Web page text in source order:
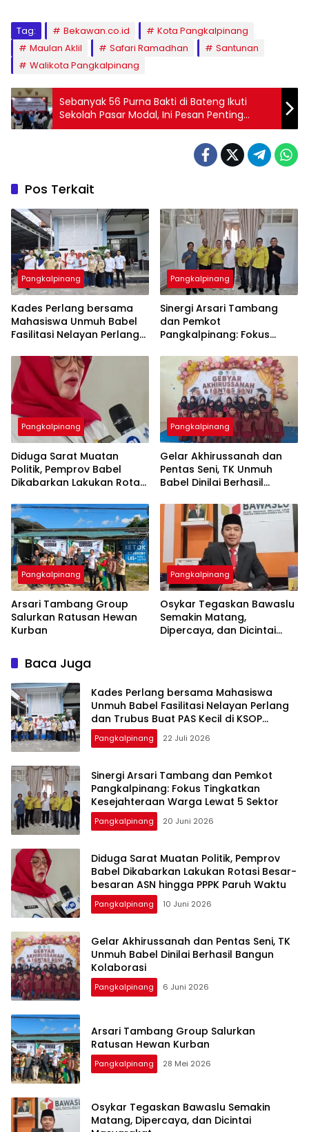
Tag: Bekawan.co.id
Kota Pangkalpinang
Maulan Aklil
Safari Ramadhan
Santunan
Walikota Pangkalpinang
Sebanyak 56 Purna Bakti di Bateng Ikuti
Sekolah Pasar Modal, Ini Pesan Penting
Bupati Algafry!
Pos Terkait
Pangkalpinang
Kades Perlang bersama
Mahasiswa Unmuh Babel
Fasilitasi Nelayan Perlang
di KSOP Pangkalbalam
Pangkalpinang
‎Sinergi Arsari Tambang
dan Pemkot
Pangkalpinang: Fokus
Pangkalpinang
‎Diduga Sarat Muatan
Politik, Pemprov Babel
Dikabarkan Lakukan Rotasi
Pangkalpinang
‎Gelar Akhirussanah dan
Pentas Seni, TK Unmuh
Babel Dinilai Berhasil
Pangkalpinang
‎Arsari Tambang Group
Salurkan Ratusan Hewan
Kurban
Pangkalpinang
Osykar Tegaskan Bawaslu
Semakin Matang,
Dipercaya, dan Dicintai
Baca Juga
Kades Perlang bersama Mahasiswa
Unmuh Babel Fasilitasi Nelayan Perlang
dan Trubus Buat PAS Kecil di KSOP
Pangkalbalam
Pangkalpinang 22 Juli 2026
‎Sinergi Arsari Tambang dan Pemkot
Pangkalpinang: Fokus Tingkatkan
Pangkalpinang 20 Juni 2026
‎Diduga Sarat Muatan Politik, Pemprov
Babel Dikabarkan Lakukan Rotasi Besar-
Pangkalpinang 10 Juni 2026
‎Gelar Akhirussanah dan Pentas Seni, TK
Unmuh Babel Dinilai Berhasil Bangun
Pangkalpinang 6 Juni 2026
‎Arsari Tambang Group Salurkan
Ratusan Hewan Kurban
Pangkalpinang 28 Mei 2026
Osykar Tegaskan Bawaslu Semakin
Matang, Dipercaya, dan Dicintai